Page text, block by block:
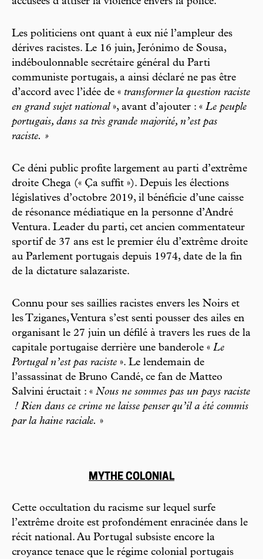
Les politiciens ont quant à eux nié l’ampleur des
dérives racistes. Le 16 juin, Jerónimo de Sousa,
indéboulonnable secrétaire général du Parti
communiste portugais, a ainsi déclaré ne pas être
d’accord avec l’idée de « transformer la question raciste
en grand sujet national», avant d’ajouter : « Le peuple
portugais, dans sa très grande majorité, n’est pas
raciste. »
Ce déni public profite largement au parti d’extrême
droite Chega (« Ça suffit »). Depuis les élections
législatives d’octobre 2019, il bénéficie d’une caisse
de résonance médiatique en la personne d’André
Ventura. Leader du parti, cet ancien commentateur
sportif de 37 ans est le premier élu d’extrême droite
au Parlement portugais depuis 1974, date de la fin
de la dictature salazariste.
Connu pour ses saillies racistes envers les Noirs et
les Tziganes, Ventura s’est senti pousser des ailes en
organisant le 27 juin un défilé à travers les rues de la
capitale portugaise derrière une banderole « Le
Portugal n’est pas raciste ». Le lendemain de
l’assassinat de Bruno Candé, ce fan de Matteo
Salvini éructait : « Nous ne sommes pas un pays raciste
! Rien dans ce crime ne laisse penser qu’il a été commis
par la haine raciale. »
MYTHE COLONIAL
Cette occultation du racisme sur lequel surfe
l’extrême droite est profondément enracinée dans le
récit national. Au Portugal subsiste encore la
croyance tenace que le régime colonial portugais